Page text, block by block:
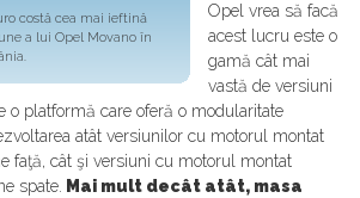
costă cea mai ieftină
a lui Opel Movano în
Opel vrea să facă
acest lucru este o
gamă cât mai
vastă de versiuni
o platformă care oferă o modularitate
atât versiunilor cu motorul montat
faţă, cât şi versiuni cu motorul montat
spate. Mai mult decât atât, masa